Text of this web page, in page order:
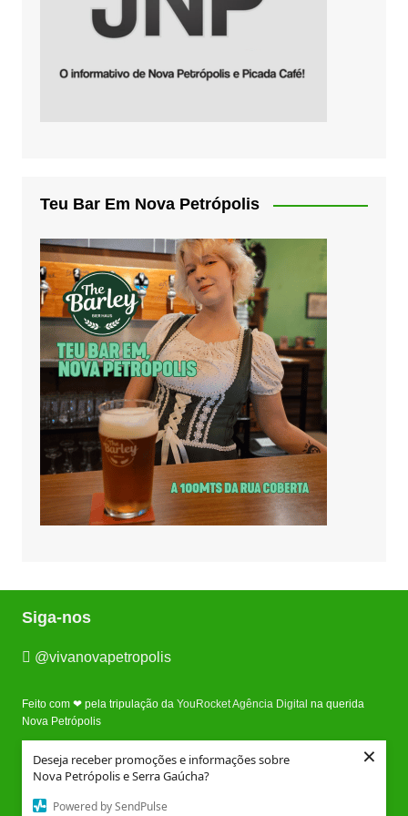
Deseja receber promoções e informações sobre
Nova Petrópolis e Serra Gaúcha?
Powered by SendPulse
×
Teu Bar Em Nova Petrópolis
Siga-nos
@vivanovapetropolis
Feito com ❤ pela tripulação da YouRocket Agência Digital na querida
Nova Petrópolis
Quem Somos Fique por dentro
Buscando Imóveis em Nova Petrópolis?